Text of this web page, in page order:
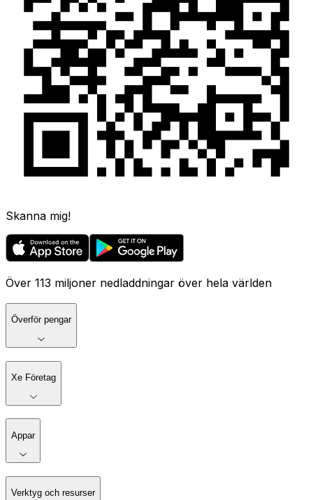
Skanna mig!
Över 113 miljoner nedladdningar över hela världen
Överför pengar
Xe Företag
Appar
Verktyg och resurser